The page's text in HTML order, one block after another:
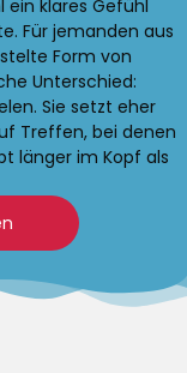
ein klares Gefühl
Für jemanden aus
Form von
Unterschied:
Sie setzt eher
Treffen, bei denen
länger im Kopf als